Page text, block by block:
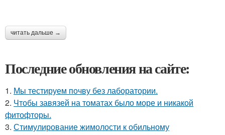
читать дальше →
Последние обновления на сайте:
1. Мы тестируем почву без лаборатории.
2. Чтобы завязей на томатах было море и никакой
фитофторы.
3. Стимулирование жимолости к обильному